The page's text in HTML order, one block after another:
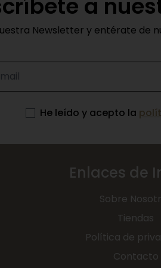
a
Newsletter y entérate de
He leído y acepto la
Enlaces de
Sobre
Tiendas
Política de
Contacto